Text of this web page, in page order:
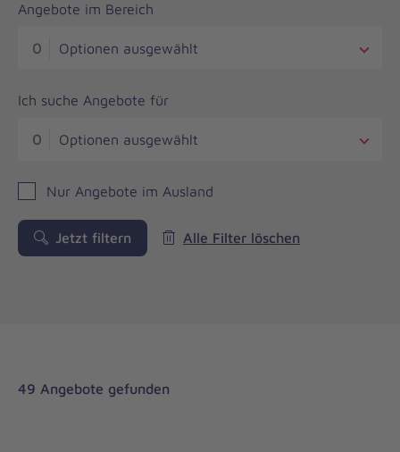
Angebote im Bereich
0 Optionen ausgewählt
Ich suche Angebote für
0 Optionen ausgewählt
Nur Angebote im Ausland
Jetzt filtern Alle Filter löschen
49 Angebote gefunden